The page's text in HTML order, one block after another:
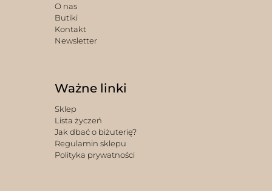
O nas
Butiki
Kontakt
Newsletter
Ważne linki
Sklep
Lista życzeń
Jak dbać o biżuterię?
Regulamin sklepu
Polityka prywatności